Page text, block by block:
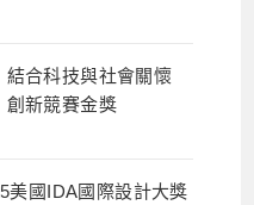
合科技與社會關懷
創新競賽金獎
美國IDA國際設計大獎